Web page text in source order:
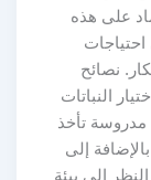
على هذه
نصائح
النباتات
مدروسة تأخذ
إلى
إلى بيئة